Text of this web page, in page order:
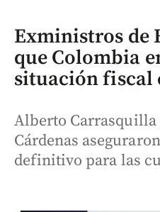
Exministros de
que Colombia
situación fiscal
Alberto
Cárdenas
definitivo para las